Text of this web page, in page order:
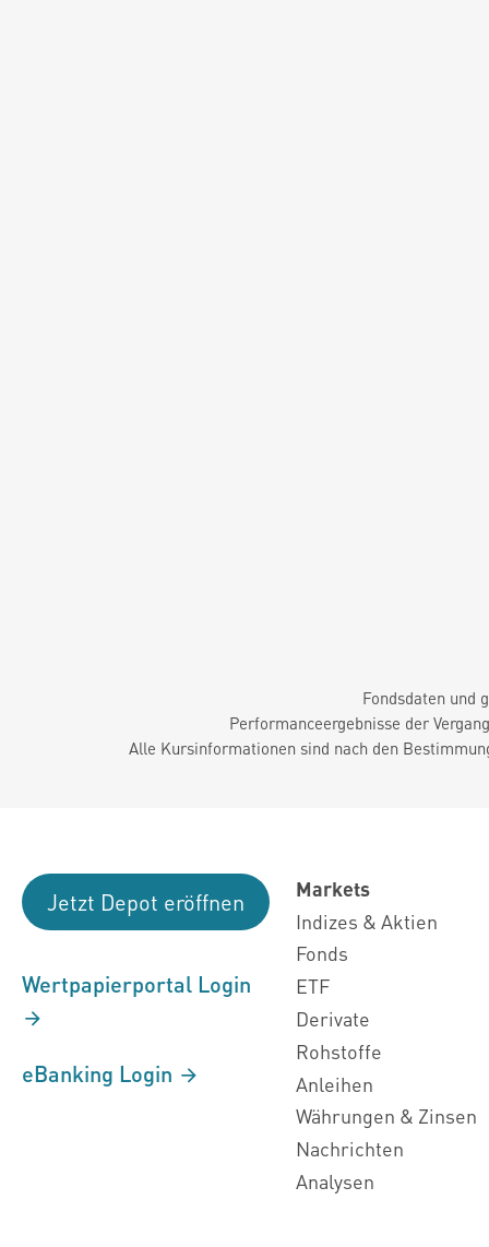
Fondsdaten und
Performanceergebnisse der
Alle Kursinformationen sind nach den
Jetzt Depot eröffnen
Wertpapierportal Login
eBanking Login
Markets
Indizes & Aktien
Fonds
ETF
Derivate
Rohstoffe
Anleihen
Währungen & Zinsen
Nachrichten
Analysen